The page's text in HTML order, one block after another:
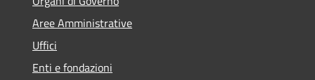
Aree Amministrative
Uffici
Enti e fondazioni